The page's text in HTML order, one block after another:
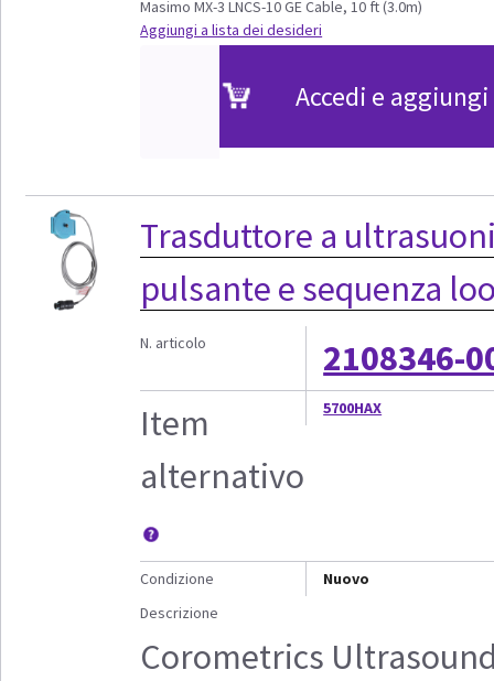
Masimo MX-3 LNCS-10 GE Cable, 10 ft (3.0m)
Aggiungi a lista dei desideri
Accedi e
Trasduttore a
pulsante e sequenza
N. articolo
2108346-
Item
alternativo
5700HAX
Condizione
Nuovo
Descrizione
Corometrics